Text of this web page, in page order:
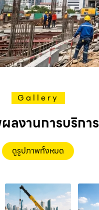
Gallery
ลงานการบริการ
ดูรูปภาพทั้งหมด